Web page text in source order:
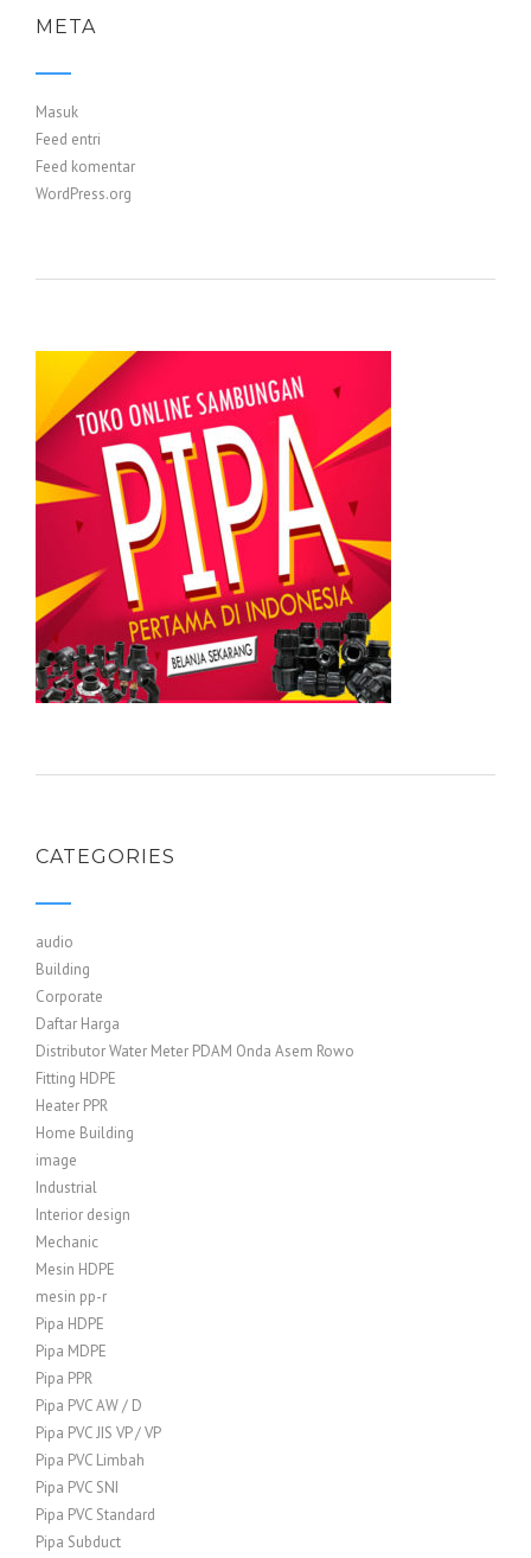
META
Masuk
Feed entri
Feed komentar
WordPress.org
CATEGORIES
audio
Building
Corporate
Daftar Harga
Distributor Water Meter PDAM Onda Asem Rowo
Fitting HDPE
Heater PPR
Home Building
image
Industrial
Interior design
Mechanic
Mesin HDPE
mesin pp-r
Pipa HDPE
Pipa MDPE
Pipa PPR
Pipa PVC AW / D
Pipa PVC JIS VP / VP
Pipa PVC Limbah
Pipa PVC SNI
Pipa PVC Standard
Pipa Subduct